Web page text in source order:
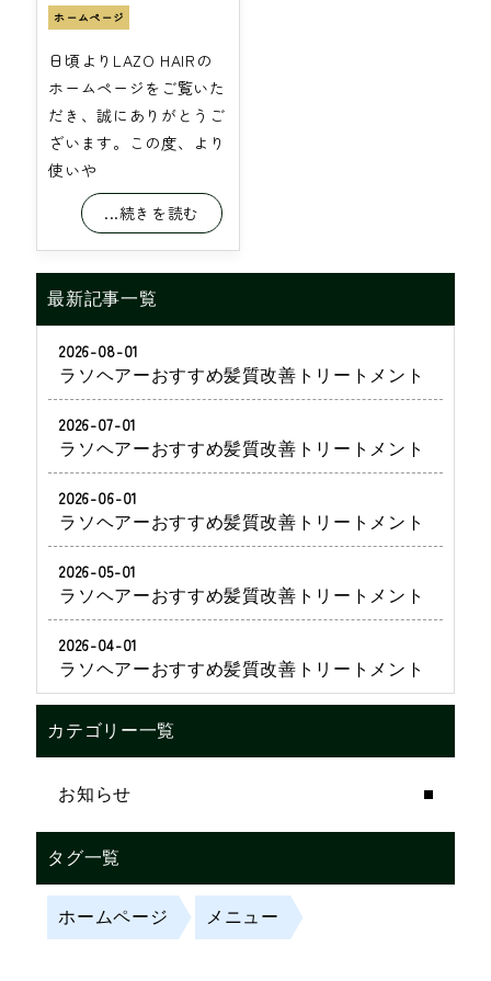
ホームページ
日頃よりLAZO HAIRの
ホームページをご覧いた
だき、誠にありがとうご
ざいます。この度、より
使いや
...続きを読む
最新記事一覧
2026-08-01
ラソヘアーおすすめ髪質改善トリートメント
2026-07-01
ラソヘアーおすすめ髪質改善トリートメント
2026-06-01
ラソヘアーおすすめ髪質改善トリートメント
2026-05-01
ラソヘアーおすすめ髪質改善トリートメント
2026-04-01
ラソヘアーおすすめ髪質改善トリートメント
カテゴリー一覧
お知らせ
タグ一覧
ホームページ メニュー